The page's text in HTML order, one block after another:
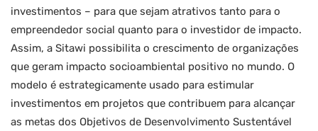
investimentos – para que sejam atrativos tanto para o
empreendedor social quanto para o investidor de impacto.
Assim, a Sitawi possibilita o crescimento de organizações
que geram impacto socioambiental positivo no mundo. O
modelo é estrategicamente usado para estimular
investimentos em projetos que contribuem para alcançar
as metas dos Objetivos de Desenvolvimento Sustentável